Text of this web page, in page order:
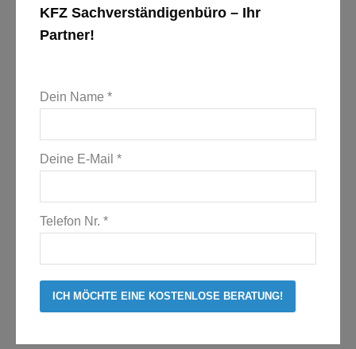
KFZ Sachverständigenbüro – Ihr
Partner!
Dein Name *
Deine E-Mail *
Telefon Nr. *